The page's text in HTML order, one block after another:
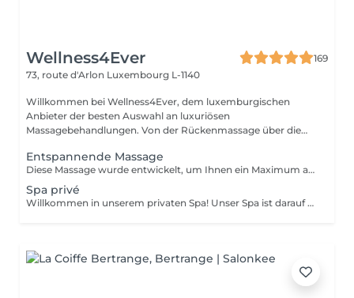
Wellness4Ever
169
73, route d'Arlon Luxembourg L-1140
Willkommen bei Wellness4Ever, dem luxemburgischen
Anbieter der besten Auswahl an luxuriösen
Massagebehandlungen. Von der Rückenmassage über die
Entspannende Massage
Diese Massage wurde entwickelt, um Ihnen ein Maximum an Entspannung zu bieten. Sie löst Verspannungen, verbessert die Durchblutung und durchflutet Ihren Körper mit Ruhe und Gelassenheit.
Spa privé
Willkommen in unserem privaten Spa! Unser Spa ist darauf ausgerichtet, Ihnen ein entspannendes und verjüngendes Erlebnis zu bieten. Ihr Paket beinhaltet: Hammam: Unser traditionelles türkisches Bad wird Ihnen ein erfrischendes und belebendes Gefühl geben. Die dampfige Umgebung ist ideal zum Entspannen und Entgiften Ihrer Haut. Sauna: Unsere Sauna hilft Ihnen, alle Giftstoffe aus Ihrem Körper zu schwitzen und Muskelverspannungen zu lösen. Whirlpool: Unser geräumiger Whirlpool ist der perfekte Ort, um sich zu entspannen und im warmen, sprudelnden Wasser zu baden. Handtücher: Wir stellen Ihnen hochwertige Handtücher zur Verfügung, damit Sie sich während Ihres Besuchs wohl fühlen. Gereinigtes Wasser mit Früchten: Bleiben Sie hydriert mit unserem gereinigten Wasser, das mit frischen Früchten angereichert ist. Eine Flasche Champagner: Nippen Sie an einer kostenlosen Flasche Champagner, während Sie in unserem Spa entspannen. Zwei einstündige Massagen: Unsere erfahrenen Massagetherapeuten bieten Ihnen eine wohltuende Massage, die alle Verspannungen löst und Sie völlig entspannt zurücklässt. Unser privates Spa ist der perfekte Ort, um dem Alltagsstress zu entfliehen und sich die dringend benötigte Verwöhnung zu gönnen. Wir sorgen dafür, dass Ihr Besuch zu einem unvergesslichen Erlebnis wird. Für weitere Informationen und / oder Buchungen können Sie uns gerne kontaktieren: infowellness4ever@gmail.com